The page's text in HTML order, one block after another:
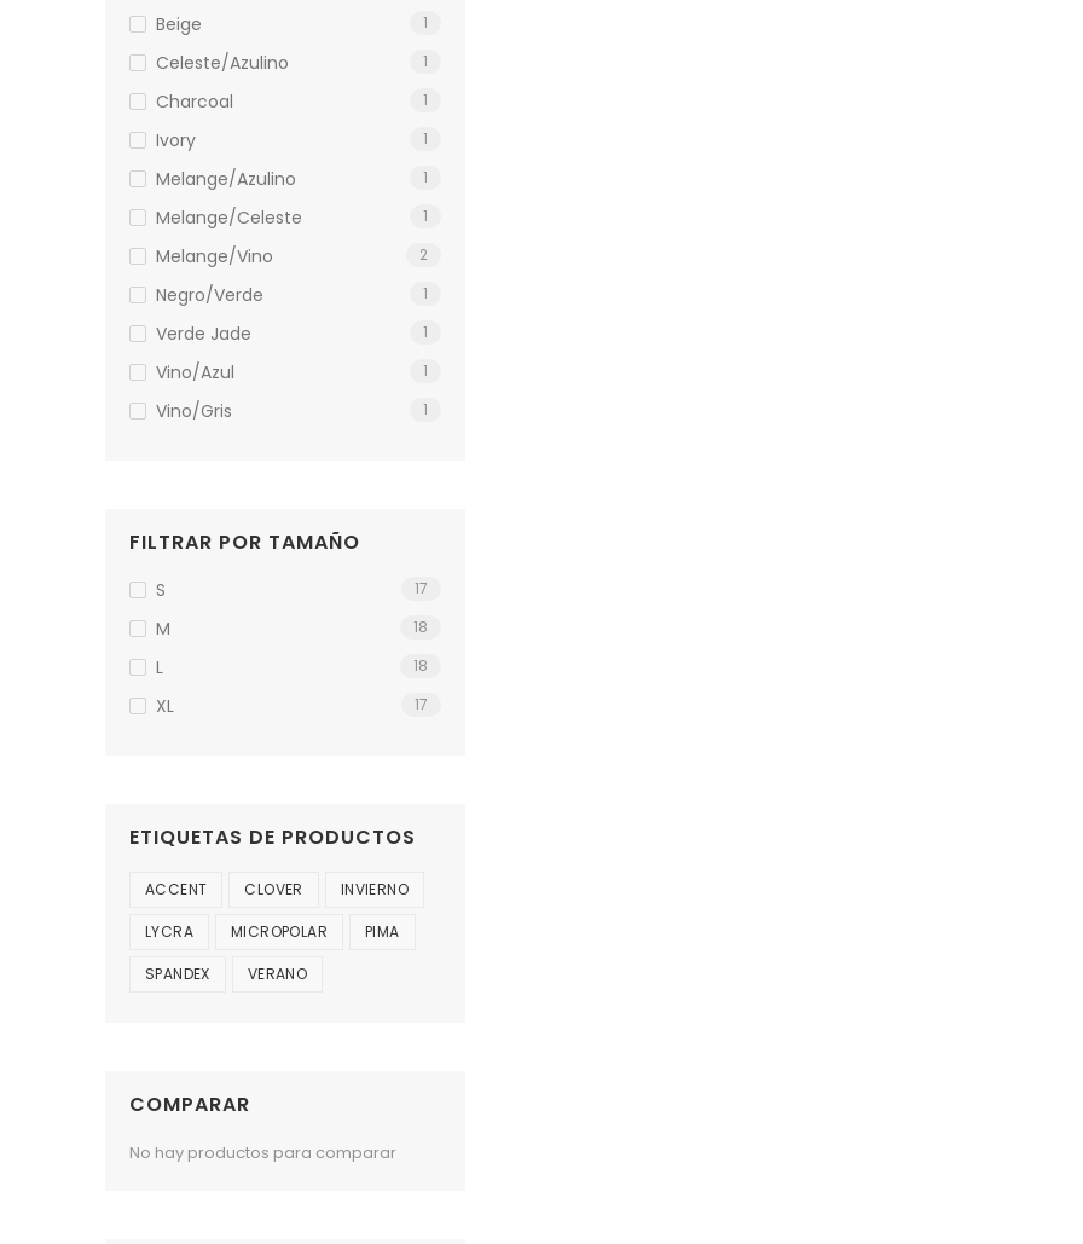
Beige 1
Celeste/azulino 1
Charcoal 1
Ivory 1
Melange/Azulino 1
Melange/celeste 1
Melange/vino 2
Negro/verde 1
Verde Jade 1
Vino/Azul 1
Vino/Gris 1
FILTRAR POR TAMAÑO
S 17
M 18
L 18
XL 17
ETIQUETAS DE PRODUCTOS
ACCENT CLOVER INVIERNO
LYCRA MICROPOLAR PIMA
SPANDEX VERANO
COMPARAR
No hay productos para comparar